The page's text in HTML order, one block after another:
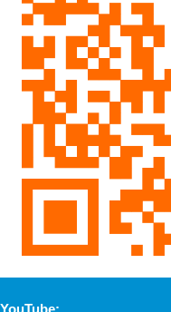
YouTube: